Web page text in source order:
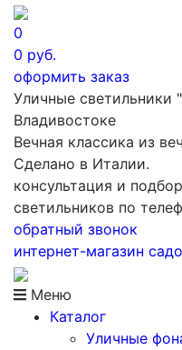
0
0 руб.
оформить заказ
Уличные светильники
Владивостоке
Вечная классика из
Сделано в Италии.
консультация и подбор
светильников по
обратный звонок
интернет-магазин
Меню
Каталог
Уличные